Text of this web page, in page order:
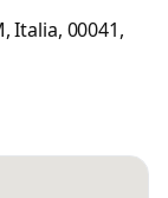
Italia, 00041,